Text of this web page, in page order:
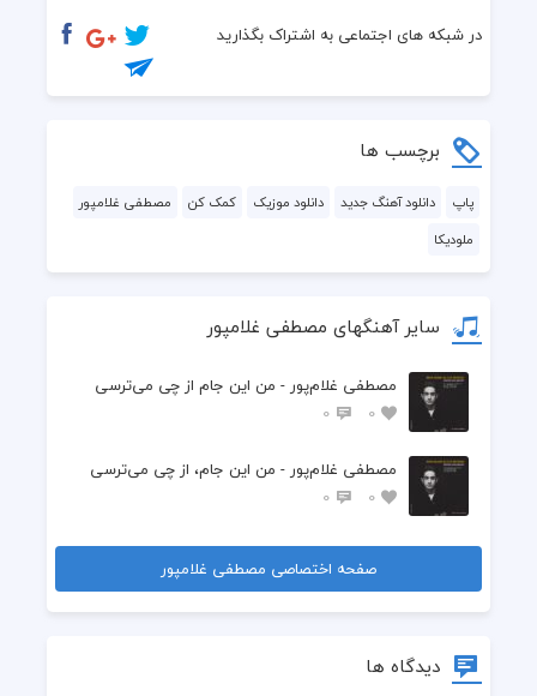
در شبکه های اجتماعی به اشتراک بگذارید
برچسب ها
پاپ دانلود آهنگ جدید دانلود موزیک کمک کن
مصطفی غلامپور
ملودیکا
سایر آهنگهای مصطفی غلامپور
مصطفی غلام‌پور - من این ‌جام از چی می‌ترسی
0
0
مصطفی غلام‌پور - من این ‌جام، از چی می‌ترسی
0
0
صفحه اختصاصی مصطفی غلامپور
دیدگاه ها